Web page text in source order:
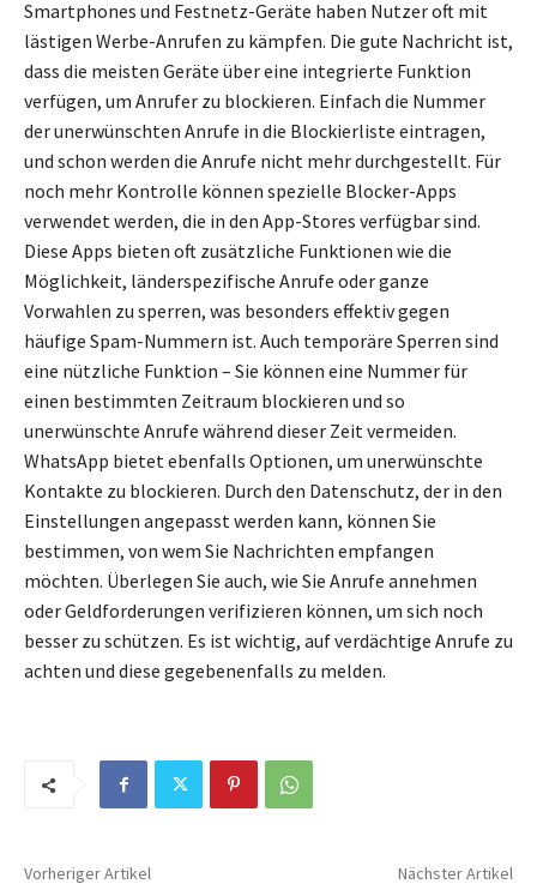
Smartphones und Festnetz-Geräte haben Nutzer oft mit
lästigen Werbe-Anrufen zu kämpfen. Die gute Nachricht ist,
dass die meisten Geräte über eine integrierte Funktion
verfügen, um Anrufer zu blockieren. Einfach die Nummer
der unerwünschten Anrufe in die Blockierliste eintragen,
und schon werden die Anrufe nicht mehr durchgestellt. Für
noch mehr Kontrolle können spezielle Blocker-Apps
verwendet werden, die in den App-Stores verfügbar sind.
Diese Apps bieten oft zusätzliche Funktionen wie die
Möglichkeit, länderspezifische Anrufe oder ganze
Vorwahlen zu sperren, was besonders effektiv gegen
häufige Spam-Nummern ist. Auch temporäre Sperren sind
eine nützliche Funktion – Sie können eine Nummer für
einen bestimmten Zeitraum blockieren und so
unerwünschte Anrufe während dieser Zeit vermeiden.
WhatsApp bietet ebenfalls Optionen, um unerwünschte
Kontakte zu blockieren. Durch den Datenschutz, der in den
Einstellungen angepasst werden kann, können Sie
bestimmen, von wem Sie Nachrichten empfangen
möchten. Überlegen Sie auch, wie Sie Anrufe annehmen
oder Geldforderungen verifizieren können, um sich noch
besser zu schützen. Es ist wichtig, auf verdächtige Anrufe zu
achten und diese gegebenenfalls zu melden.
Vorheriger Artikel Nächster Artikel